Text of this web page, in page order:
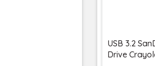
USB 3.2
Drive